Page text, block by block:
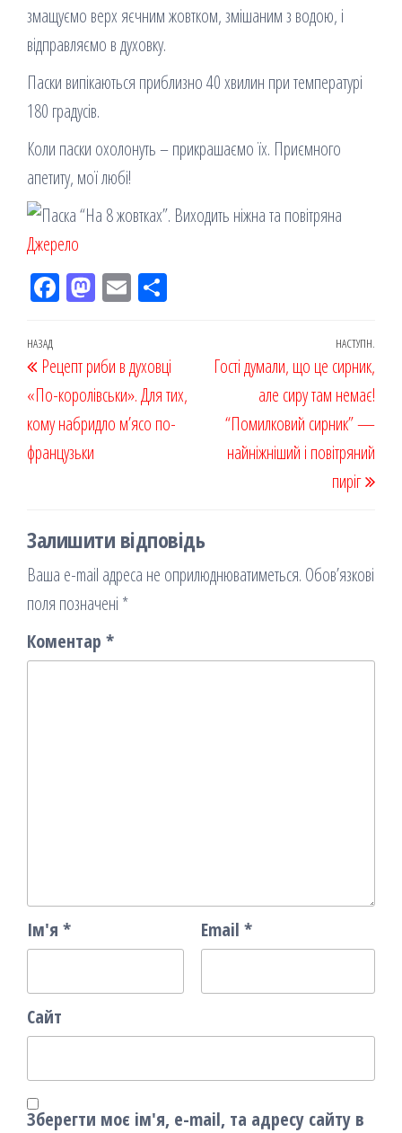
змащуємо верх яєчним жовтком, змішаним з водою, і
відправляємо в духовку.
Паски випікаються приблизно 40 хвилин при температурі
180 градусів.
Коли паски охолонуть – прикрашаємо їх. Приємного
апетиту, мої любі!
Джерело
Fac
k
M
on
Em
ис
я
Навігація
записів
Попередній
запис
НАЗАД
Рецепт риби в духовці
«По-королівськи». Для тих,
кому набридло м’ясо по-
французьки
НАСТУПН.
Гості думали, що це сирник,
але сиру там немає!
“Помилковий сирник” —
найніжніший і повітряний
пиріг
Залишити відповідь
Ваша e-mail адреса не оприлюднюватиметься. Обов’язкові
поля позначені *
Коментар *
Ім'я * Email *
Сайт
Зберегти моє ім'я, e-mail, та адресу сайту в